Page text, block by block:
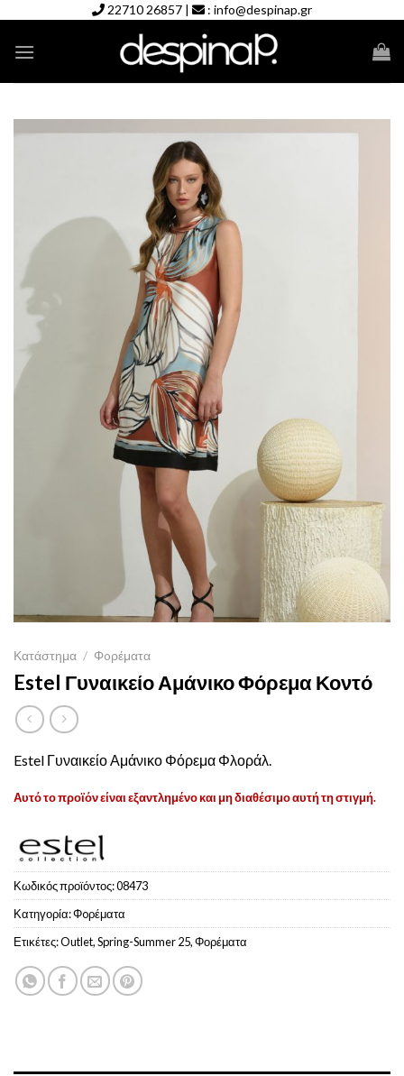
content
22710 26857 | : info@despinap.gr
Κατάστημα / Φoρέματα
Estel Γυναικείο Αμάνικο Φόρεμα Κοντό
Estel Γυναικείο Αμάνικο Φόρεμα Φλοράλ.
Αυτό το προϊόν είναι εξαντλημένο και μη διαθέσιμο αυτή τη στιγμή.
Κωδικός προϊόντος:08473
Κατηγορία:Φoρέματα
Ετικέτες:Outlet,Spring-Summer 25,Φορέματα